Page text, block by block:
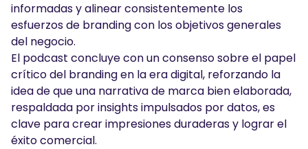
informadas y alinear consistentemente los
esfuerzos de branding con los objetivos generales
del negocio.
El podcast concluye con un consenso sobre el papel
crítico del branding en la era digital, reforzando la
idea de que una narrativa de marca bien elaborada,
respaldada por insights impulsados por datos, es
clave para crear impresiones duraderas y lograr el
éxito comercial.